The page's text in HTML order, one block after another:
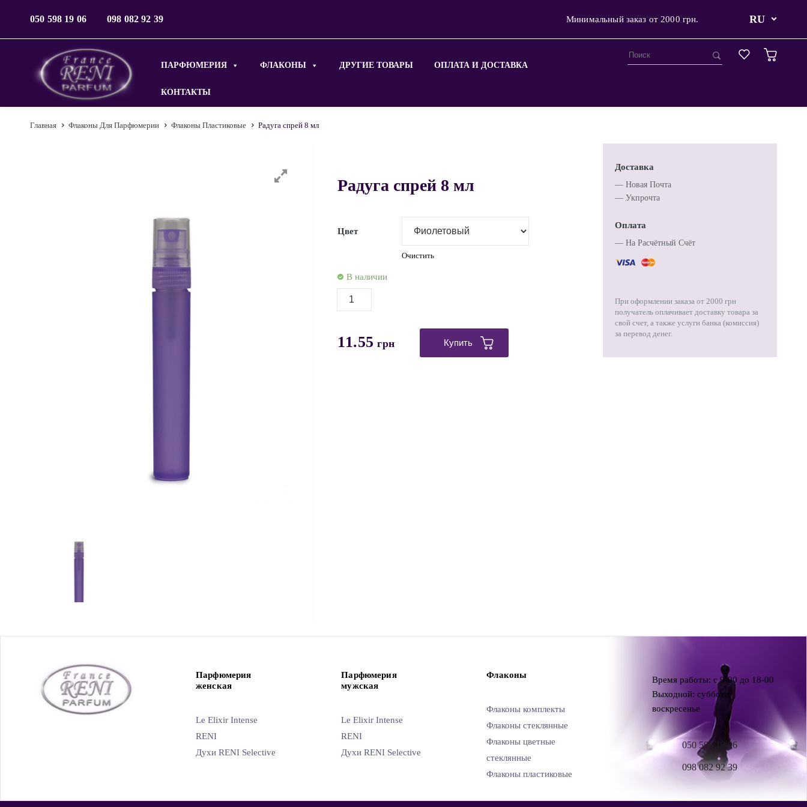
050 598 19 06 098 082 92 39 Минимальный заказ от 2000 грн. RU
ПАРФЮМЕРИЯ ФЛАКОНЫ ДРУГИЕ ТОВАРЫ ОПЛАТА И ДОСТАВКА
КОНТАКТЫ
Главная Флаконы Для Парфюмерии Флаконы Пластиковые Радуга спрей 8 мл
Радуга спрей 8 мл
Цвет
Очистить
В наличии
11.55 грн Купить
Доставка
— Новая Почта
— Укпрочта
Оплата
— Hа Расчётный Счёт
При оформлении заказа от 2000 грн
получатель оплачивает доставку товара за
свой счет, а также услуги банка (комиссия)
за перевод денег.
Парфюмерия
женская
Le Elixir Intense
RENI
Духи RENI Selective
Парфюмерия
мужская
Le Elixir Intense
RENI
Духи RENI Selective
Флаконы
Флаконы комплекты
Флаконы стеклянные
Флаконы цветные
стеклянные
Флаконы пластиковые
Время работы: с 9-00 до 18-00
Выходной: суббота,
воскресенье
050 598 19 06
098 082 92 39